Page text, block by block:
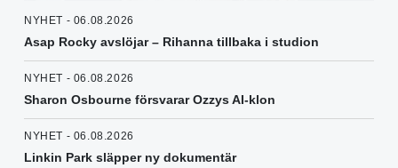
NYHET - 06.08.2026
Asap Rocky avslöjar – Rihanna tillbaka i studion
NYHET - 06.08.2026
Sharon Osbourne försvarar Ozzys AI-klon
NYHET - 06.08.2026
Linkin Park släpper ny dokumentär